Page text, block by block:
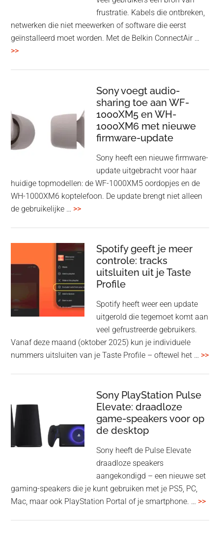
frustratie. Kabels die ontbreken,
netwerken die niet meewerken of software die eerst
geïnstalleerd moet worden. Met de Belkin ConnectAir …
>>overBelkin
draadloos
presenteren
zonder
Wi-
Sony voegt audio-
sharing toe aan WF-
1000XM5 en WH-
1000XM6 met nieuwe
firmware-update
Sony heeft een nieuwe firmware-
update uitgebracht voor haar
huidige topmodellen: de WF-1000XM5 oordopjes en de
WH-1000XM6 koptelefoon. De update brengt niet alleen
de gebruikelijke … >>overSony
sharing
WF-
en
1000XM6
nieuwe
Spotify geeft je meer
controle: tracks
uitsluiten uit je Taste
Profile
Spotify heeft weer een update
uitgerold die tegemoet komt aan
veel gefrustreerde gebruikers.
Vanaf deze maand (oktober 2025) kun je individuele
nummers uitsluiten van je Taste Profile – oftewel het … >>
Sony PlayStation Pulse
Elevate: draadloze
game-speakers voor op
de desktop
Sony heeft de Pulse Elevate
draadloze speakers
aangekondigd – een nieuwe set
gaming-speakers die je kunt gebruiken met je PS5, PC,
Mac, maar ook PlayStation Portal of je smartphone. … >>